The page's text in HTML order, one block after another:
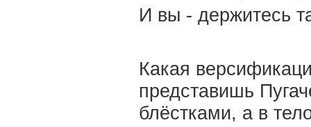
И вы - держитесь
Какая
представишь
блёстками, а в